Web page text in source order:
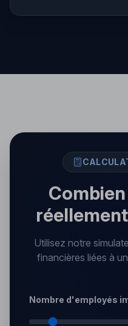
Utilisez notre
financières liées à
Nombre d'employés